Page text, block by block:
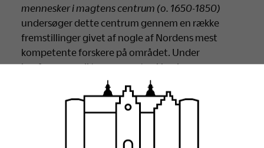
mennesker i magtenscentrum (o. 1650-1850)
undersøger dette centrum gennem en række
fremstillinger givet af nogle af Nordens mest
kompetente forskere på området. Under
konferencen vil temaerne strække sig over
enevældig arkitektur, hofliv, iscenesættelse,
fødsel, begravelse, tafler og biblioteker. Herved vil
konferencen gennemgå nogle af de vigtigste
endvidere hensigten, at også deltagerne